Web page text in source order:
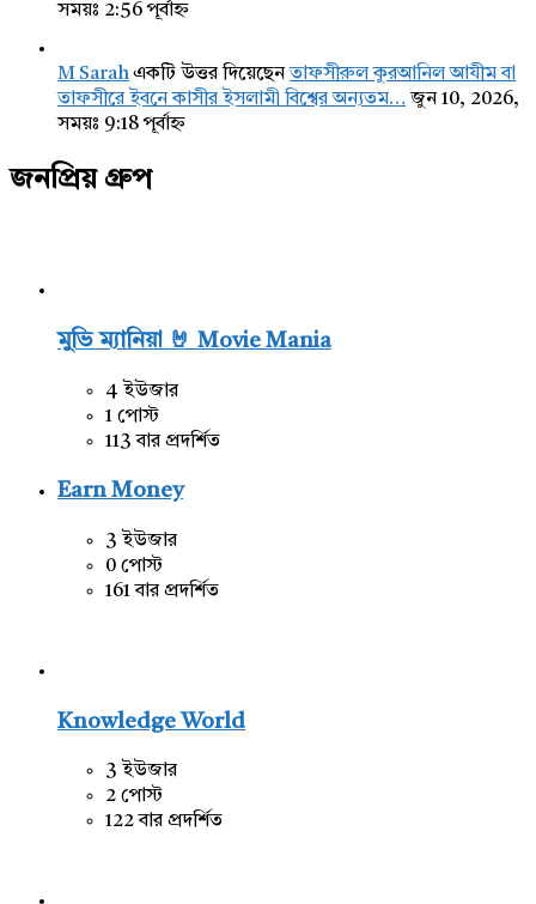
সময়ঃ 2:56 পূর্বাহ্ন
M Sarahএকটি উত্তর দিয়েছেনতাফসীরুল কুরআনিল আযীম বা
তাফসীরে ইবনে কাসীর ইসলামী বিশ্বের অন্যতম… জুন 10, 2026,
সময়ঃ 9:18 পূর্বাহ্ন
জনপ্রিয় গ্রুপ
মুভি ম্যানিয়া 🤘 Movie Mania
4 ইউজার
1 পোস্ট
113 বার প্রদর্শিত
Earn Money
3 ইউজার
0 পোস্ট
161 বার প্রদর্শিত
Knowledge World
3 ইউজার
2 পোস্ট
122 বার প্রদর্শিত